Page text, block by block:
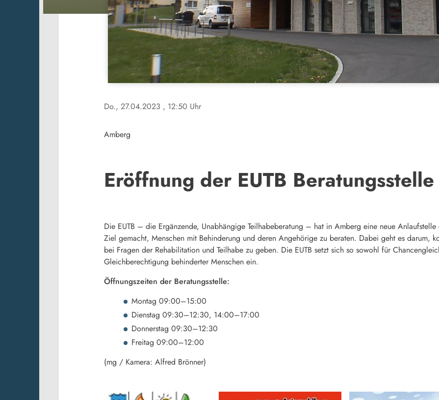
Do., 27.04.2023 , 12:50 Uhr
Amberg
Eröffnung der EUTB Beratungsstelle
Die EUTB – die Ergänzende, Unabhängige Teilhabeberatung – hat in Amberg eine neue
Ziel gemacht, Menschen mit Behinderung und deren Angehörige zu beraten. Dabei geht es darum,
bei Fragen der Rehabilitation und Teilhabe zu geben. Die EUTB setzt sich so sowohl für
Gleichberechtigung behinderter Menschen ein.
Öffnungszeiten der Beratungsstelle:
Montag 09:00–15:00
Dienstag 09:30–12:30, 14:00–17:00
Donnerstag 09:30–12:30
Freitag 09:00–12:00
(mg / Kamera: Alfred Brönner)